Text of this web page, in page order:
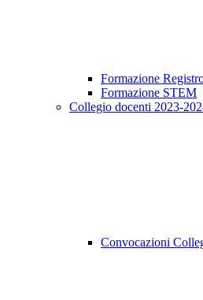
Formazione
Formazione STEM
Collegio docenti 2023-
Convocazioni